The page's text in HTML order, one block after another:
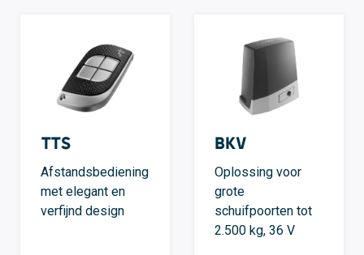
TTS
Afstandsbediening
met elegant en
verfijnd design
BKV
Oplossing voor
grote
schuifpoorten tot
2.500 kg, 36 V